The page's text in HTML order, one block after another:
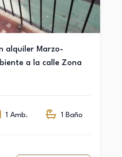
alquiler Marzo-
a la calle Zona
1 Amb. 1 Baño